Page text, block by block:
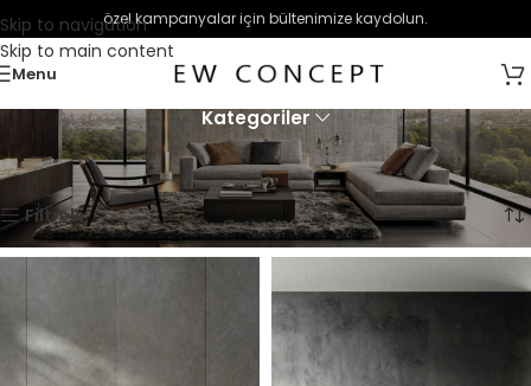
Skip to navigation
Skip to main content
özel kampanyalar için bültenimize kaydolun.
Menu
Kategoriler
Ana Sayfa Oturma Grupları Kanepe/Yataklı Koltuklar
4 sonucun tümü gösteriliyor
Filtrele